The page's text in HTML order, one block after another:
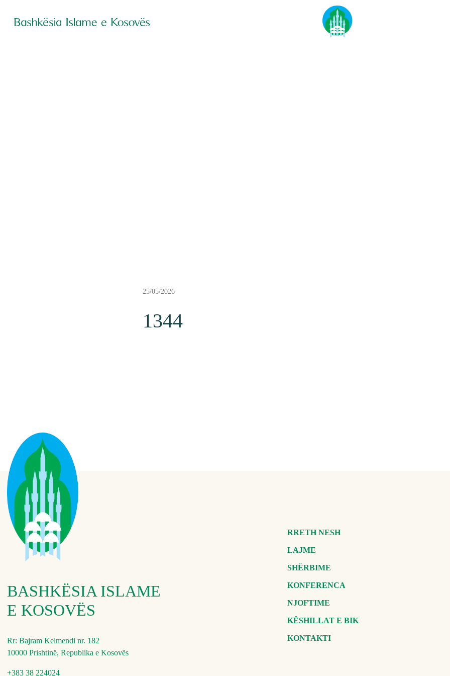
25/05/2026
1344
BASHKËSIA ISLAME
E KOSOVËS
Rr: Bajram Kelmendi nr. 182
10000 Prishtinë, Republika e Kosovës
+383 38 224024
RRETH NESH
LAJME
SHËRBIME
KONFERENCA
NJOFTIME
KËSHILLAT E BIK
KONTAKTI